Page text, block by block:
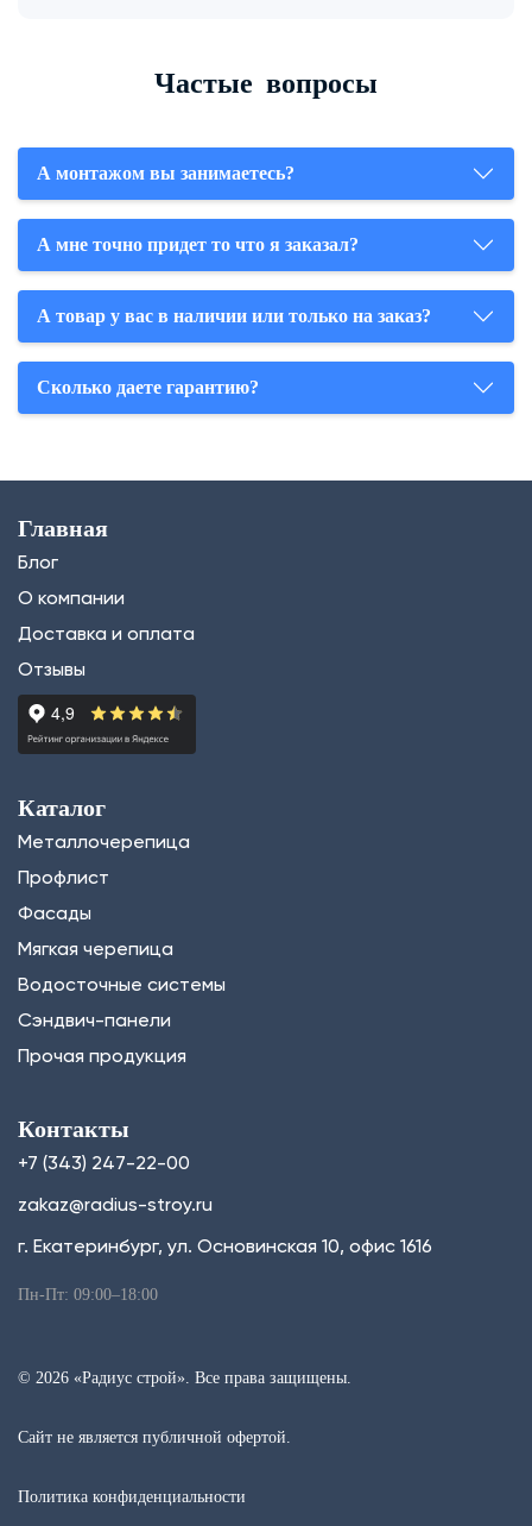
Частые вопросы
А монтажом вы занимаетесь?
А мне точно придет то что я заказал?
А товар у вас в наличии или только на заказ?
Сколько даете гарантию?
Главная
Блог
О компании
Доставка и оплата
Отзывы
Каталог
Металлочерепица
Профлист
Фасады
Мягкая черепица
Водосточные системы
Сэндвич-панели
Прочая продукция
Контакты
+7 (343) 247-22-00
zakaz@radius-stroy.ru
г. Екатеринбург, ул. Основинская 10, офис 1616
Пн-Пт: 09:00–18:00
© 2026 «Радиус строй». Все права защищены.
Сайт не является публичной офертой.
Политика конфиденциальности